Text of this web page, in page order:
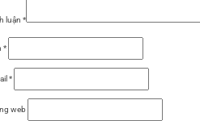
luận *
*
*
web